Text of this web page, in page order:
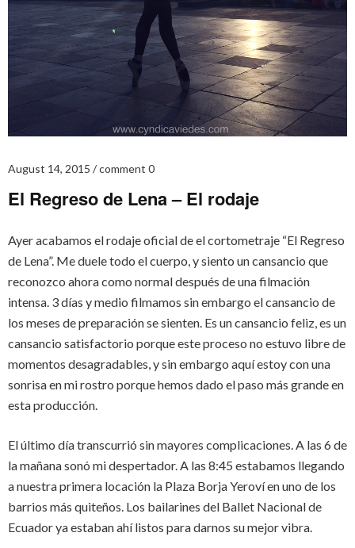
August 14, 2015 comment 0
El Regreso de Lena – El rodaje
Ayer acabamos el rodaje oficial de el cortometraje “El Regreso
de Lena”. Me duele todo el cuerpo, y siento un cansancio que
reconozco ahora como normal después de una filmación
intensa. 3 días y medio filmamos sin embargo el cansancio de
los meses de preparación se sienten. Es un cansancio feliz, es un
cansancio satisfactorio porque este proceso no estuvo libre de
momentos desagradables, y sin embargo aquí estoy con una
sonrisa en mi rostro porque hemos dado el paso más grande en
esta producción.
El último día transcurrió sin mayores complicaciones. A las 6 de
la mañana sonó mi despertador. A las 8:45 estabamos llegando
a nuestra primera locación la Plaza Borja Yeroví en uno de los
barrios más quiteños. Los bailarines del Ballet Nacional de
Ecuador ya estaban ahí listos para darnos su mejor vibra.